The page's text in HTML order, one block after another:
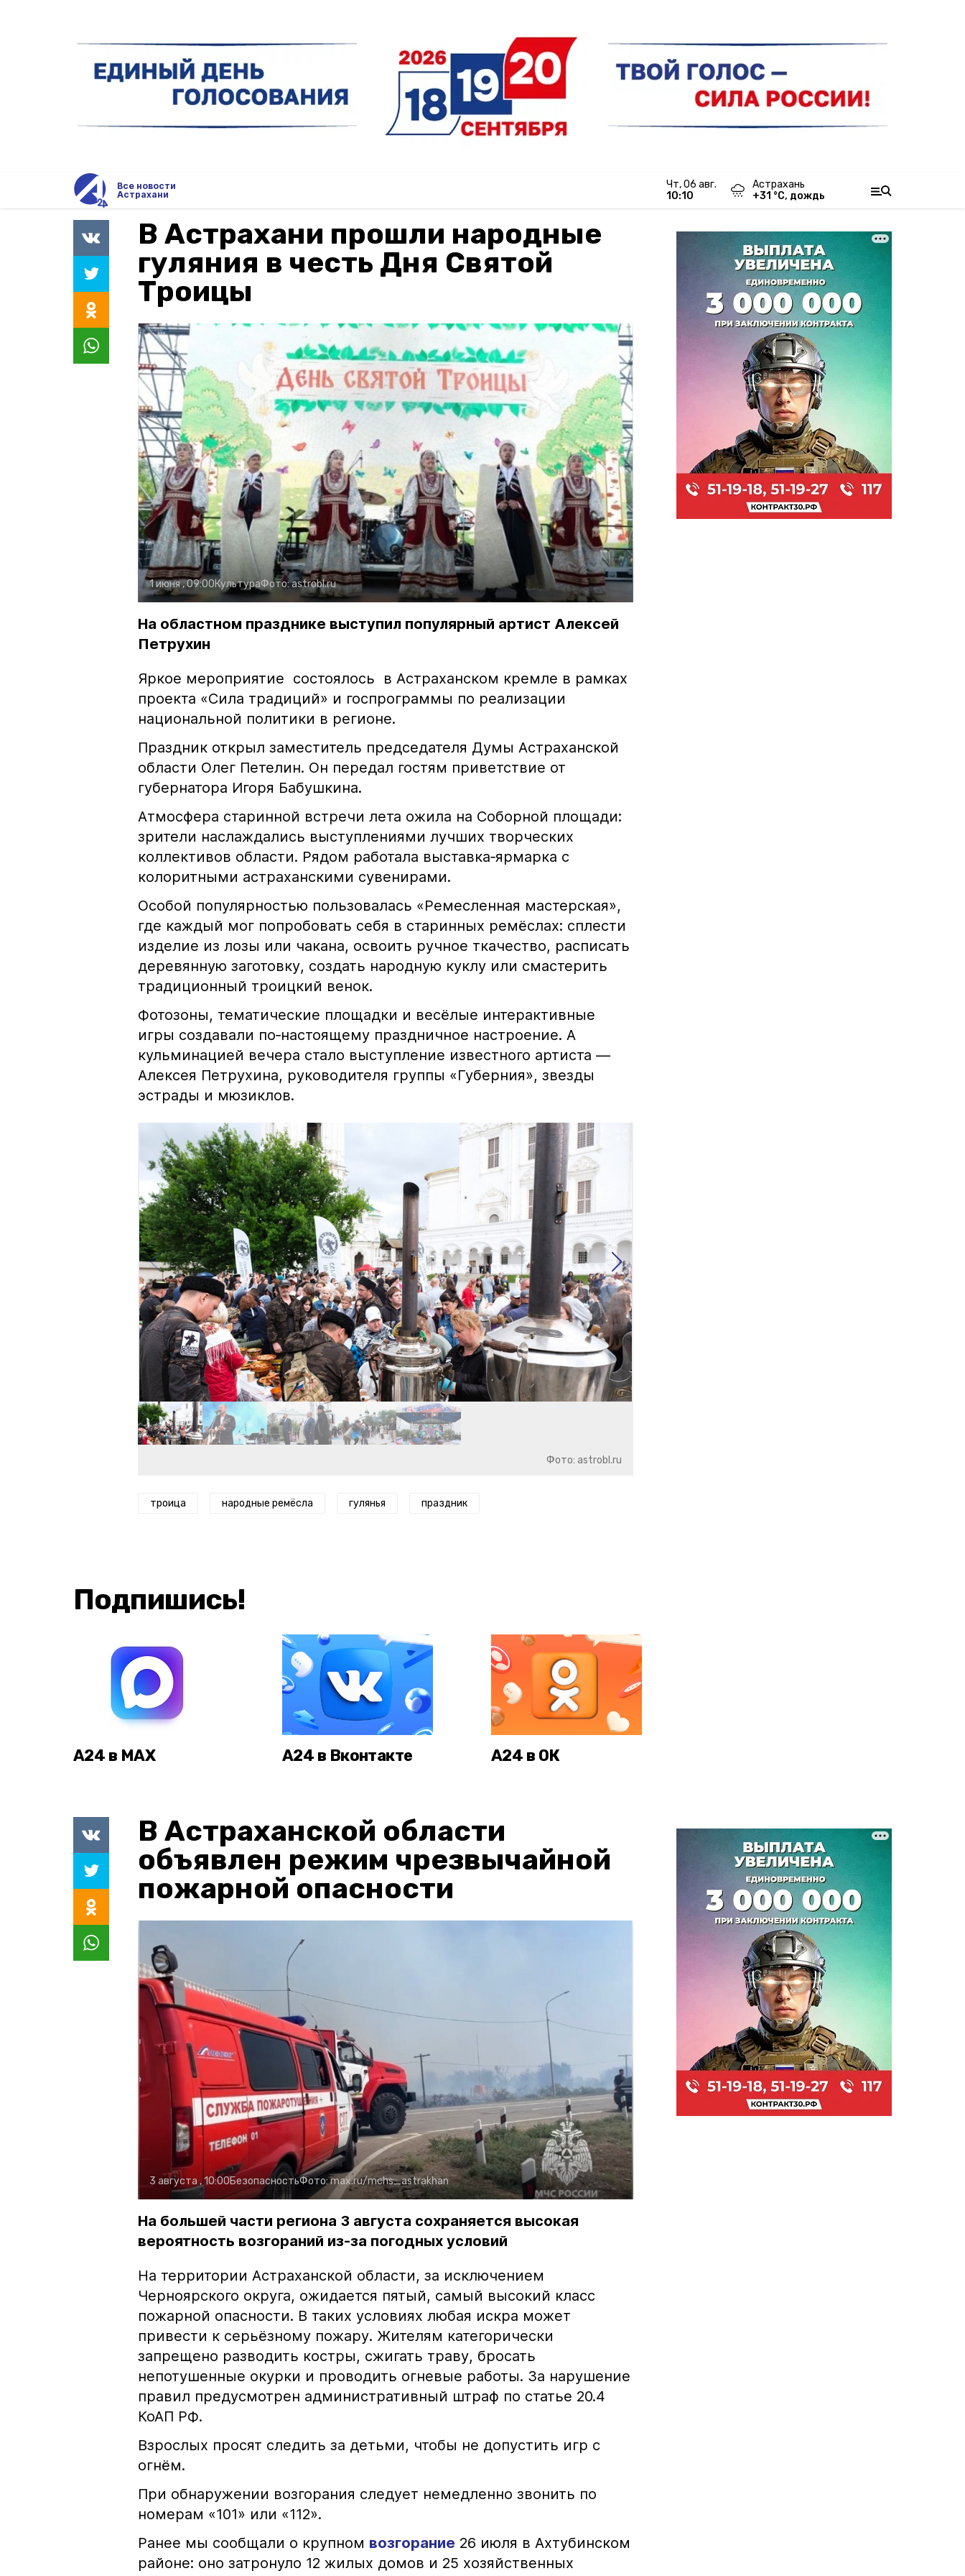
Все новости
Астрахани
чт, 06 авг.
10:10
Астрахань
+31 °С, дождь
В Астрахани прошли народные
гуляния в честь Дня Святой
Троицы
1 июня , 09:00КультураФото:astrobl.ru
На областном празднике выступил популярный артист Алексей
Петрухин
Яркое мероприятие состоялось в Астраханском кремле в рамках
проекта «Сила традиций» и госпрограммы по реализации
национальной политики в регионе.
Праздник открыл заместитель председателя Думы Астраханской
области Олег Петелин. Он передал гостям приветствие от
губернатора Игоря Бабушкина.
Атмосфера старинной встречи лета ожила на Соборной площади:
зрители наслаждались выступлениями лучших творческих
коллективов области. Рядом работала выставка‑ярмарка с
колоритными астраханскими сувенирами.
Особой популярностью пользовалась «Ремесленная мастерская»,
где каждый мог попробовать себя в старинных ремёслах: сплести
изделие из лозы или чакана, освоить ручное ткачество, расписать
деревянную заготовку, создать народную куклу или смастерить
традиционный троицкий венок.
Фотозоны, тематические площадки и весёлые интерактивные
игры создавали по‑настоящему праздничное настроение. А
кульминацией вечера стало выступление известного артиста —
Алексея Петрухина, руководителя группы «Губерния», звезды
эстрады и мюзиклов.
Фото: astrobl.ru
троица народные ремёсла гулянья праздник
Подпишись!
А24 в MAX А24 в Вконтакте А24 в ОК
В Астраханской области
объявлен режим чрезвычайной
пожарной опасности
3 августа , 10:00БезопасностьФото:max.ru/mchs_astrakhan
На большей части региона 3 августа сохраняется высокая
вероятность возгораний из-за погодных условий
На территории Астраханской области, за исключением
Черноярского округа, ожидается пятый, самый высокий класс
пожарной опасности. В таких условиях любая искра может
привести к серьёзному пожару. Жителям категорически
запрещено разводить костры, сжигать траву, бросать
непотушенные окурки и проводить огневые работы. За нарушение
правил предусмотрен административный штраф по статье 20.4
КоАП РФ.
Взрослых просят следить за детьми, чтобы не допустить игр с
огнём.
При обнаружении возгорания следует немедленно звонить по
номерам «101» или «112».
Ранее мы сообщали о крупном возгорание 26 июля в Ахтубинском
районе: оно затронуло 12 жилых домов и 25 хозяйственных